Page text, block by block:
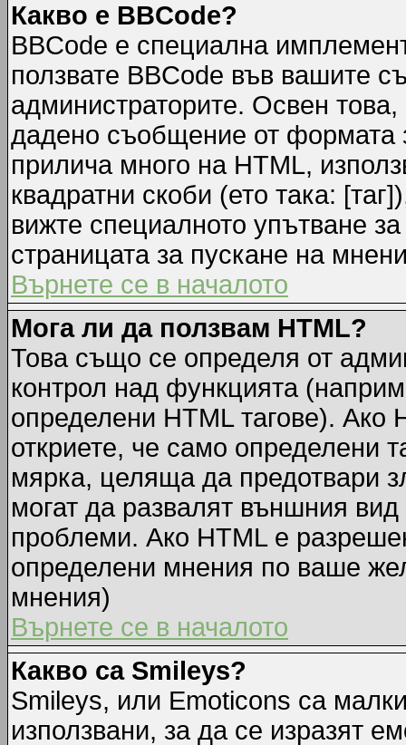
Какво е BBCode?
BBCode е специална
ползвате BBCode във вашите
администраторите. Освен
дадено съобщение от формата
прилича много на HTML,
квадратни скоби (ето така:
вижте специалното упътване
страницата за пускане на
Върнете се в началото
Мога ли да ползвам HTML?
Това също се определя от
контрол над функцията
определени HTML тагове).
откриете, че само определени
мярка, целяща да предотвари
могат да развалят външния
проблеми. Ако HTML е
определени мнения по ваше
мнения)
Върнете се в началото
Какво са Smileys?
Smileys, или Emoticons са
използвани, за да се изразят